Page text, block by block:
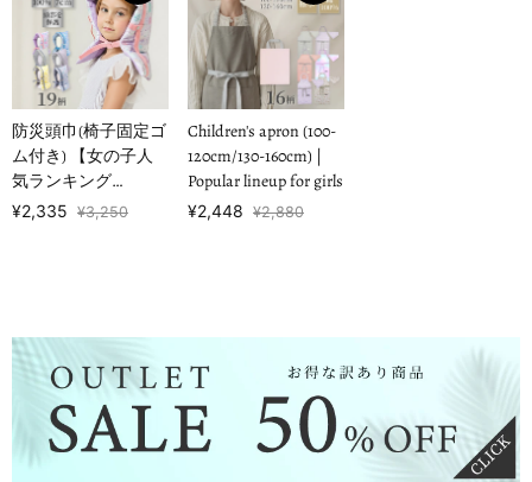
防災頭巾(椅子固定ゴ
ム付き) 【女の子人
気ランキング
TOP19】
¥2,335 ¥3,250
Children's apron (100-
120cm/130-160cm) |
Popular lineup for girls
¥2,448 ¥2,880